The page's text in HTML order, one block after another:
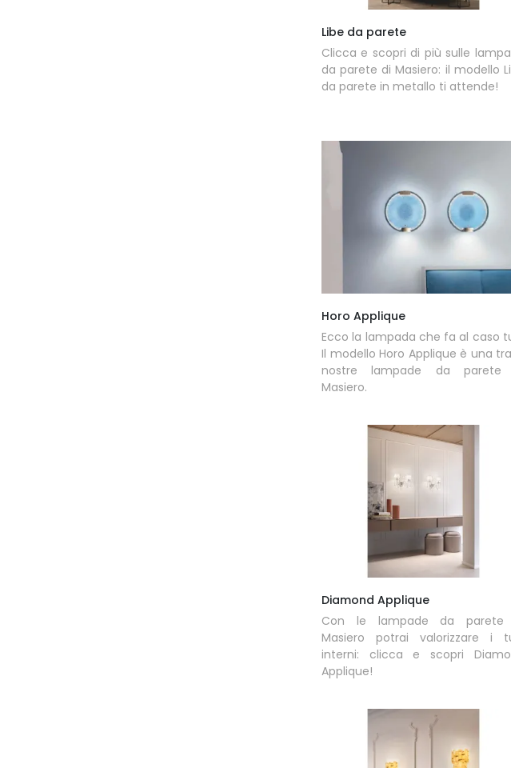
Libe da parete
Clicca e scopri di più sulle
da parete di Masiero: il modello
da parete in metallo ti attende!
Horo Applique
Ecco la lampada che fa al caso
Il modello Horo Applique è una
nostre lampade da parete
Masiero.
Diamond Applique
Con le lampade da parete
Masiero potrai valorizzare i
interni: clicca e scopri
Applique!